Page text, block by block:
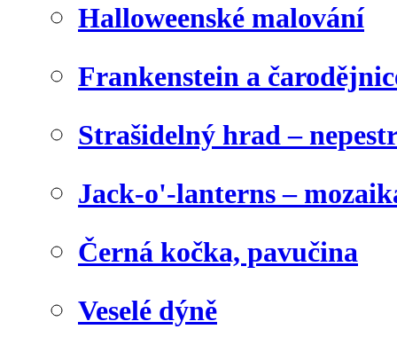
Halloweenské malování
Frankenstein a
Strašidelný hrad –
Jack-o'-lanterns –
Černá kočka, pavučina
Veselé dýně